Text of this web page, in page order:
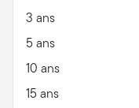
3 ans
5 ans
10 ans
15 ans